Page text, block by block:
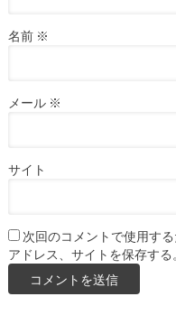
名前 ※
メール ※
サイト
次回のコメントで使用す
アドレス、サイトを保存する